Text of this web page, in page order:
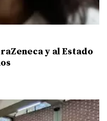
y al Estado